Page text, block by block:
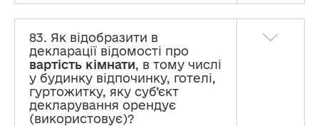
83. Як відобразити в
декларації відомості про
вартість кімнати, в тому числі
у будинку відпочинку, готелі,
гуртожитку, яку суб’єкт
декларування орендує
(використовує)?